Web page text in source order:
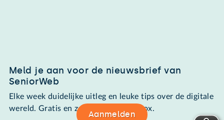
Meld je aan voor de nieuwsbrief van
SeniorWeb
Elke week duidelijke uitleg en leuke tips over de digitale
wereld. Gratis en zomaar in de mailbox.
Aanmelden